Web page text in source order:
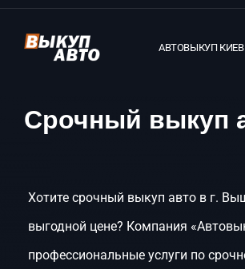
АВТОВЫКУП КИЕВ
Срочный выкуп
Хотите срочный выкуп авто в г.
выгодной цене? Компания
профессиональные услуги по